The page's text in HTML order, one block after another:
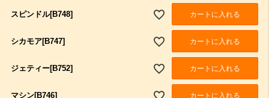
スピンドル[B748] カートに入れる
シカモア[B747] カートに入れる
ジェティー[B752] カートに入れる
マシン[B746] カートに入れる